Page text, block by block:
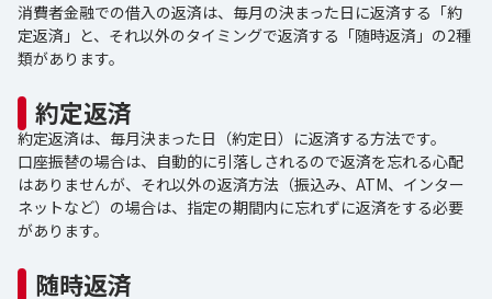
消費者金融での借入の返済は、毎月の決まった日に返済する「約
定返済」と、それ以外のタイミングで返済する「随時返済」の2種
類があります。
約定返済
約定返済は、毎月決まった日（約定日）に返済する方法です。
口座振替の場合は、自動的に引落しされるので返済を忘れる心配
はありませんが、それ以外の返済方法（振込み、ATM、インター
ネットなど）の場合は、指定の期間内に忘れずに返済をする必要
があります。
随時返済